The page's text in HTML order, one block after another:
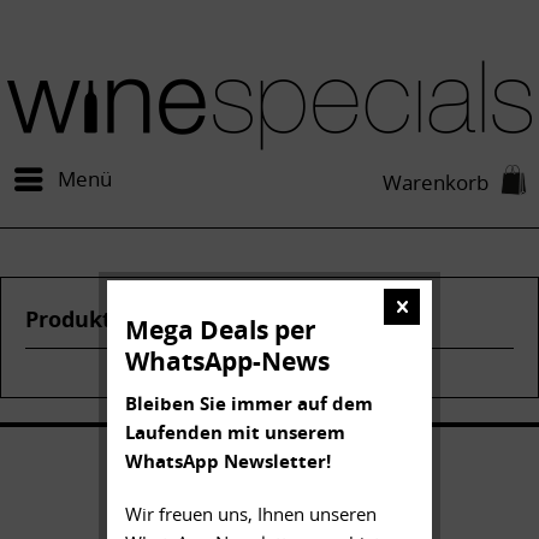
Menü Warenkorb
Produkte von Gratien & Meyer
Mega Deals per
WhatsApp-News
Bleiben Sie immer auf dem
Laufenden mit unserem
WhatsApp Newsletter!
Wir freuen uns, Ihnen unseren